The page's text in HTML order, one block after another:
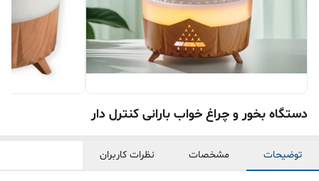
دستگاه بخور و چراغ خواب بارانی کنترل دار
توضیحات مشخصات نظرات کاربران